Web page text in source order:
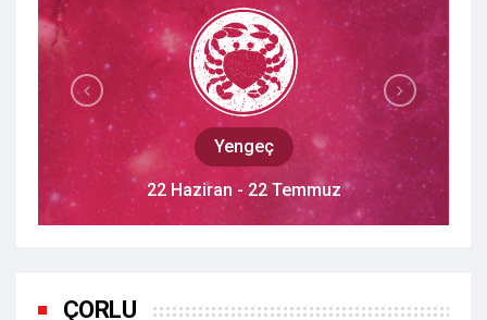
Aslan
23 Temmuz - 22 Ağustos
ÇORLU